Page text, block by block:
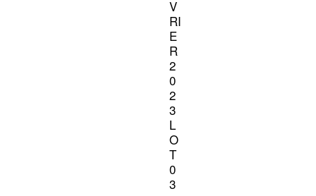
V
RI
E
R
2
0
2
3
L
O
T
0
3